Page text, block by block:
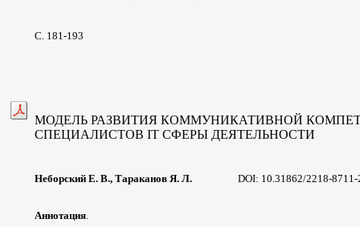
С. 181-193
МОДЕЛЬ РАЗВИТИЯ КОММУНИКАТИВНОЙ
СПЕЦИАЛИСТОВ IT СФЕРЫ ДЕЯТЕЛЬНОСТИ
Неборский Е. В., Тараканов Я. Л. DOI: 10.31862/2218-
Аннотация.